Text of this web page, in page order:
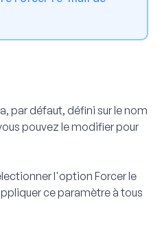
par défaut, défini sur le nom
pouvez le modifier pour
l'option Forcer le
ce paramètre à tous